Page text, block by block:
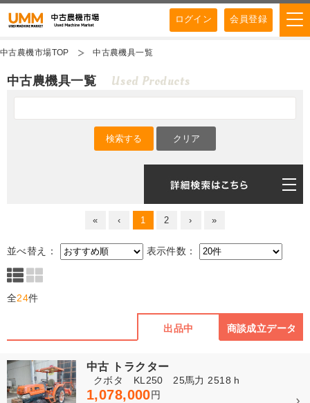
ログイン 会員登録
中古農機市場TOP 中古農機具一覧
中古農機具一覧 Used Products
« ‹ 1 2 › »
並べ替え： 表示件数：
全24件
出品中 商談成立データ
中古 トラクター
クボタ KL250 25馬力 2518 h
1,078,000円